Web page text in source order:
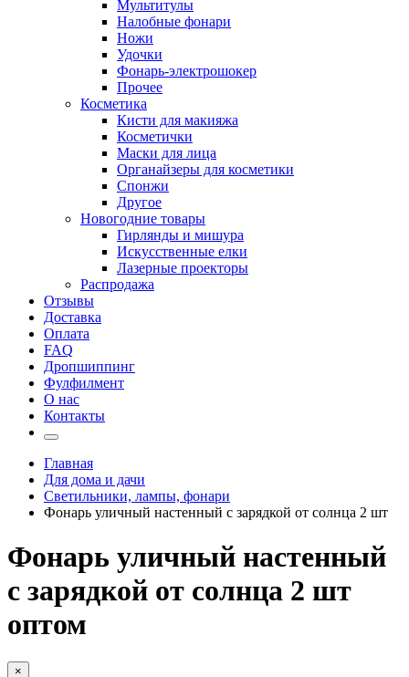
Мультитулы
Налобные фонари
Ножи
Удочки
Фонарь-электрошокер
Прочее
Косметика
Кисти для макияжа
Косметички
Маски для лица
Органайзеры для косметики
Спонжи
Другое
Новогодние товары
Гирлянды и мишура
Искусственные елки
Лазерные проекторы
Распродажа
Отзывы
Доставка
Оплата
FAQ
Дропшиппинг
Фулфилмент
О нас
Контакты
Главная
Для дома и дачи
Светильники, лампы, фонари
Фонарь уличный настенный с зарядкой от солнца 2 шт
Фонарь уличный настенный
с зарядкой от солнца 2 шт
оптом
×